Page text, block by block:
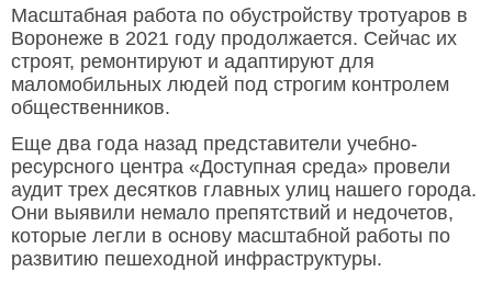
Масштабная работа по обустройству тротуаров в
Воронеже в 2021 году продолжается. Сейчас их
строят, ремонтируют и адаптируют для
маломобильных людей под строгим контролем
общественников.
Еще два года назад представители учебно-
ресурсного центра «Доступная среда» провели
аудит трех десятков главных улиц нашего города.
Они выявили немало препятствий и недочетов,
которые легли в основу масштабной работы по
развитию пешеходной инфраструктуры.